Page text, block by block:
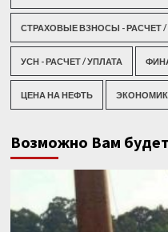
СТРАХОВЫЕ ВЗНОСЫ - РАСЧЕТ
УСН - РАСЧЕТ / УПЛАТА
ЦЕНА НА НЕФТЬ
Возможно Вам